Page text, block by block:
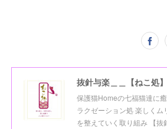
保護猫Homeの七福猫達に
ラクゼーション処 楽しくム
を整えていく取り組み 【抜